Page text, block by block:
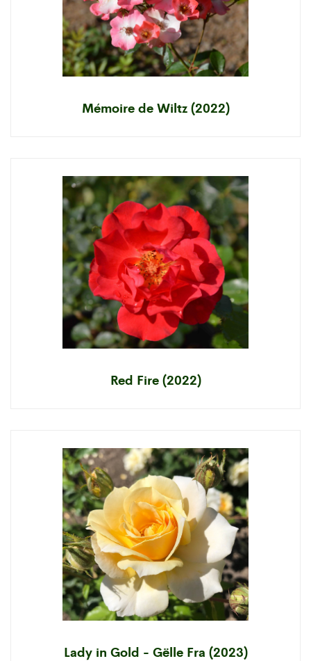
Mémoire de Wiltz (2022)
Red Fire (2022)
Lady in Gold - Gëlle Fra (2023)